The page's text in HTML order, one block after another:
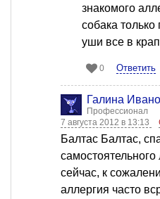
знакомого
собака
уши все в
0 Ответить
Галина
Профессионал
7 августа 2012 в 13:13
Балтас Балтас,
сейчас, к
аллергия часто